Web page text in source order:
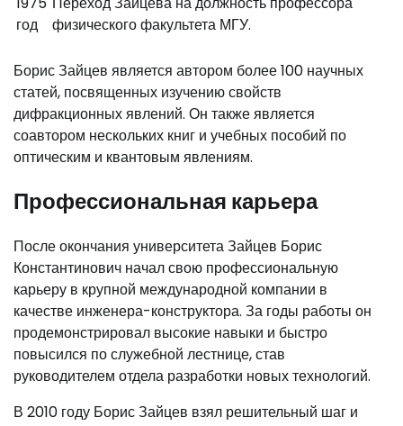
год
физического факультета МГУ.
Борис Зайцев является автором более 100 научных
статей, посвященных изучению свойств
дифракционных явлений. Он также является
соавтором нескольких книг и учебных пособий по
оптическим и квантовым явлениям.
Профессиональная карьера
После окончания университета Зайцев Борис
Константинович начал свою профессиональную
карьеру в крупной международной компании в
качестве инженера-конструктора. За годы работы он
продемонстрировал высокие навыки и быстро
повысился по служебной лестнице, став
руководителем отдела разработки новых технологий.
В 2010 году Борис Зайцев взял решительный шаг и